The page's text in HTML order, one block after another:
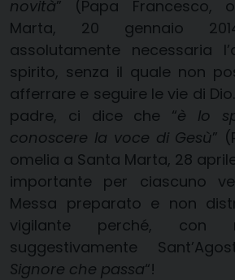
novità” (Papa Francesco,
Marta, 20 gennaio
assolutamente necessaria
spirito, senza il quale non
afferrare e seguire le vie di
padre, ci dice che “è lo
conoscere la voce di Gesù”
omelia a Santa Marta, 28
importante per ciascuno
Messa preparato e non
vigilante perché,
suggestivamente
Signore che passa“!